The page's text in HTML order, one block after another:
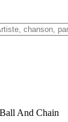
And Chain